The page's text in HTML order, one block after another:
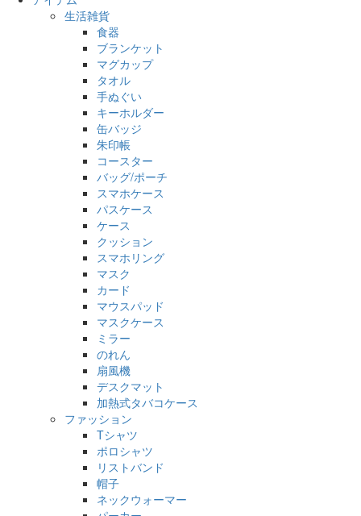
生活雑貨
食器
ブランケット
マグカップ
タオル
手ぬぐい
キーホルダー
缶バッジ
朱印帳
コースター
バッグ/ポーチ
スマホケース
パスケース
ケース
クッション
スマホリング
マスク
カード
マウスパッド
マスクケース
ミラー
のれん
扇風機
デスクマット
加熱式タバコケース
ファッション
Tシャツ
ポロシャツ
リストバンド
帽子
ネックウォーマー